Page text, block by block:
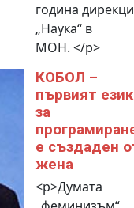
година
„Наука“ в
МОН. </p>
КОБОЛ –
първият език
за
е създаден
жена
<p>Думата